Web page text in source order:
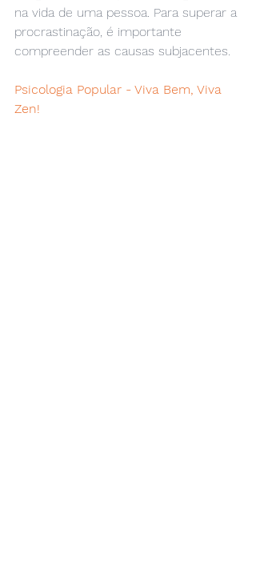
na vida de uma pessoa. Para superar a
procrastinação, é importante
compreender as causas subjacentes.
Psicologia Popular - Viva Bem, Viva
Zen!